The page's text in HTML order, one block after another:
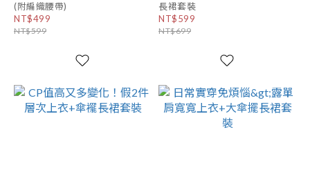
(附編織腰帶)
NT$499
NT$599
長裙套裝
NT$599
NT$699